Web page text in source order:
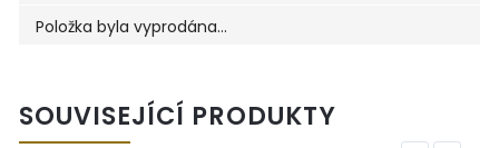
Položka byla vyprodána…
SOUVISEJÍCÍ PRODUKTY